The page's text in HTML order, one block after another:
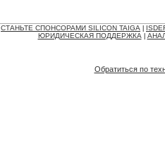
СТАНЬТЕ СПОНСОРАМИ SILICON TAIGA
ЮРИДИЧЕСКАЯ ПОДДЕРЖКА|
Обратиться по